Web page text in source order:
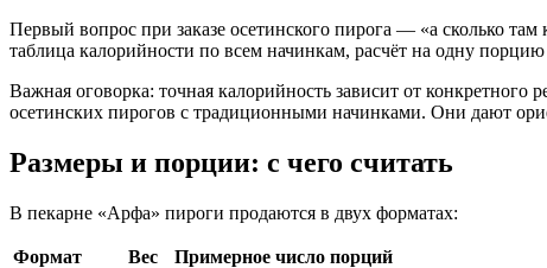
Первый вопрос при заказе осетинского пирога — «а сколько
таблица калорийности по всем начинкам, расчёт на одну
Важная оговорка: точная калорийность зависит от
осетинских пирогов с традиционными начинками. Они дают
Размеры и порции: с чего считать
В пекарне «Арфа» пироги продаются в двух форматах:
Формат Вес
Примерное число порций